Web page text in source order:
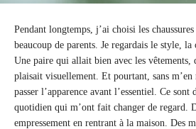
Pendant longtemps, j’ai choisi les
beaucoup de parents. Je regardais le style,
Une paire qui allait bien avec les
plaisait visuellement. Et pourtant, sans
passer l’apparence avant l’essentiel. Ce sont
quotidien qui m’ont fait changer de regard.
empressement en rentrant à la maison. Des